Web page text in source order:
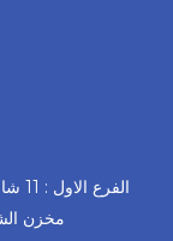
مخزن